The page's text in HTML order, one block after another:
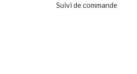
Suivi de commande